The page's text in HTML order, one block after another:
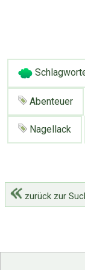
Abenteuer
Nagellack
zurück zur